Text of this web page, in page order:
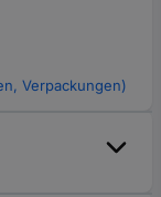
Verpackungen)